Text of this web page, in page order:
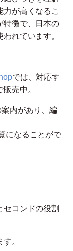
力が高くなるこ
特徴で、日本の
れています。
では、対応す
売中。
内があり、編
になることがで
セコンドの役割
。